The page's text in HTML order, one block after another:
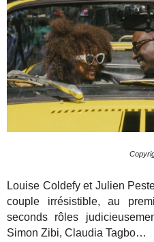
Louise Coldefy et Julien
couple irrésistible, au
seconds rôles
Simon Zibi, Claudia Tagbo…